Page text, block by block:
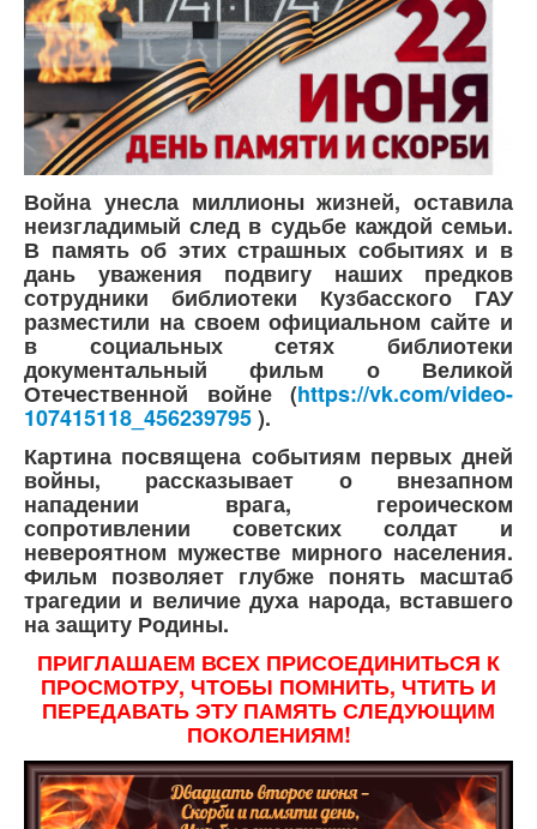
Война унесла миллионы жизней, оставила
неизгладимый след в судьбе каждой семьи.
В память об этих страшных событиях и в
дань уважения подвигу наших предков
сотрудники библиотеки Кузбасского ГАУ
разместили на своем официальном сайте и
в социальных сетях библиотеки
документальный фильм о Великой
Отечественной войне (https://vk.com/video-
107415118_456239795).
Картина посвящена событиям первых дней
войны, рассказывает о внезапном
нападении врага, героическом
сопротивлении советских солдат и
невероятном мужестве мирного населения.
Фильм позволяет глубже понять масштаб
трагедии и величие духа народа, вставшего
на защиту Родины.
ПРИГЛАШАЕМ ВСЕХ ПРИСОЕДИНИТЬСЯ К
ПРОСМОТРУ, ЧТОБЫ ПОМНИТЬ, ЧТИТЬ И
ПЕРЕДАВАТЬ ЭТУ ПАМЯТЬ СЛЕДУЮЩИМ
ПОКОЛЕНИЯМ!